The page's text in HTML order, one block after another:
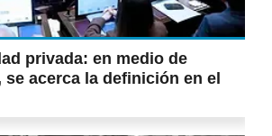
privada: en medio de
acerca la definición en el